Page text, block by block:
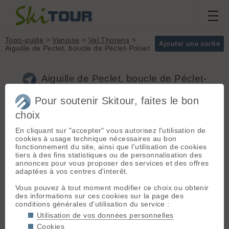
Ajouter une sortie
Topo-guide >Vanoise > Val Thorens >
Aiguille de Peclet, boucle de Péclet-Polset
Aiguille de Peclet, boucle de Péclet-
Massif :Vanoise
Sommet :
de Peclet (3561 m)
Orientation :T
Dénivelé :1900 m.
montée :PD-
Difficulté ski :
E2
Pente :
soutenues entre 40
- Albertville > Moûtiers > Val
Thorens. Attention aux pv :
stationnement dans la station
interdit.
depuis la limite du déneigement sur
la piste), monter vers l'E pour
rejoindre et gravir le glacier de
Péclet jusqu'au sommet de
l'Aiguille de Péclet (3561m)
Pour soutenir Skitour, faites le bon
choix
En cliquant sur "accepter" vous autorisez l'utilisation de
cookies à usage technique nécessaires au bon
fonctionnement du site, ainsi que l'utilisation de cookies
tiers à des fins statistiques ou de personnalisation des
annonces pour vous proposer des services et des offres
adaptées à vos centres d'interêt.
Vous pouvez à tout moment modifier ce choix ou obtenir
des informations sur ces cookies sur la page des
conditions générales d'utilisation du service :
Utilisation de vos données personnelles
Cookies